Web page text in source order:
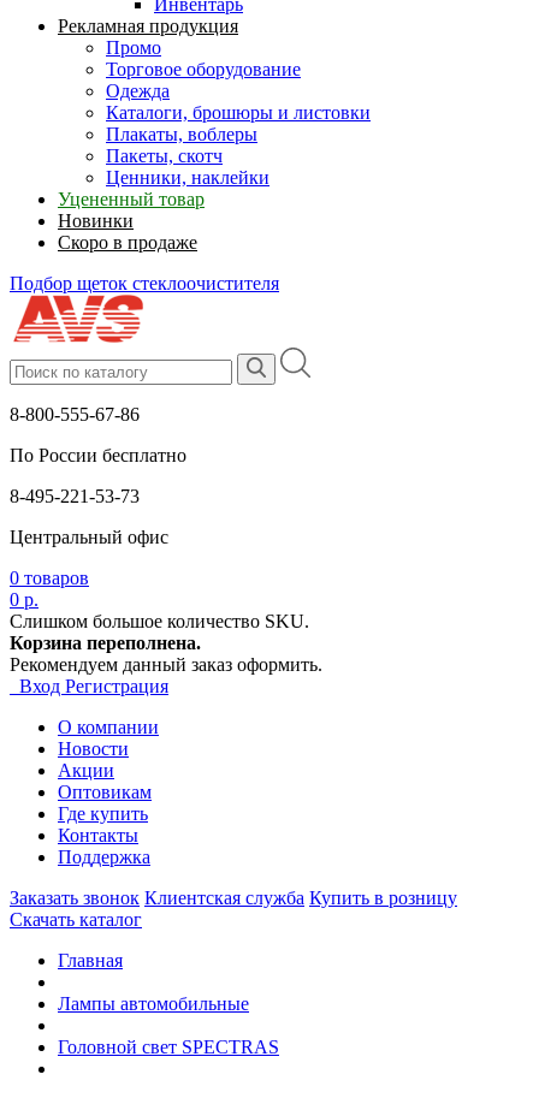
Инвентарь
Рекламная продукция
Промо
Торговое оборудование
Одежда
Каталоги, брошюры и листовки
Плакаты, воблеры
Пакеты, скотч
Ценники, наклейки
Уцененный товар
Новинки
Скоро в продаже
Подбор щеток стеклоочистителя
8-800-555-67-86
По России бесплатно
8-495-221-53-73
Центральный офис
0 товаров
0 р.
Слишком большое количество SKU.
Корзина переполнена.
Рекомендуем данный заказ оформить.
Вход Регистрация
О компании
Новости
Акции
Оптовикам
Где купить
Контакты
Поддержка
Заказать звонок Клиентская служба Купить в розницу
Скачать каталог
Главная
Лампы автомобильные
Головной свет SPECTRAS